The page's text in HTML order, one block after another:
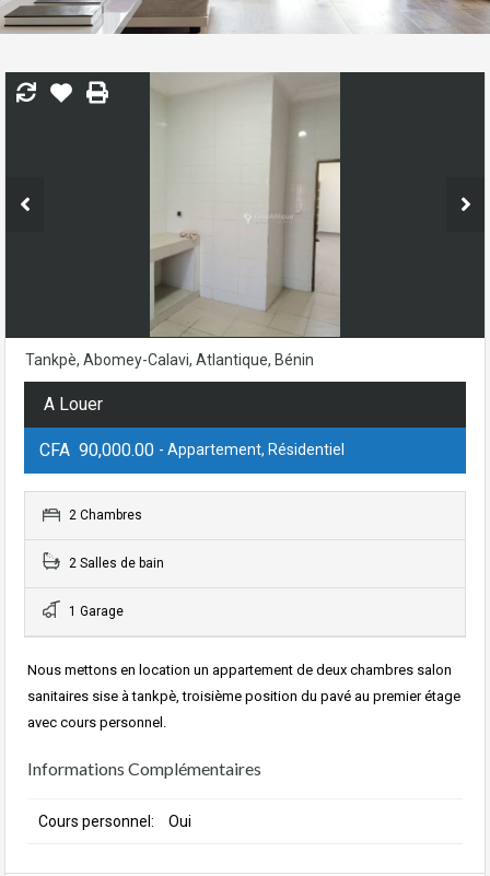
Tankpè, Abomey-Calavi, Atlantique, Bénin
A Louer
CFA 90,000.00 - Appartement, Résidentiel
2 Chambres
2 Salles de bain
1 Garage
Nous mettons en location un appartement de deux chambres salon
sanitaires sise à tankpè, troisième position du pavé au premier étage
avec cours personnel.
Informations Complémentaires
Cours personnel: Oui